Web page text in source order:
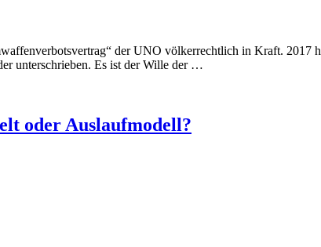
der UNO völkerrechtlich in Kraft.
unterschrieben. Es ist der Wille der …
oder Auslaufmodell?